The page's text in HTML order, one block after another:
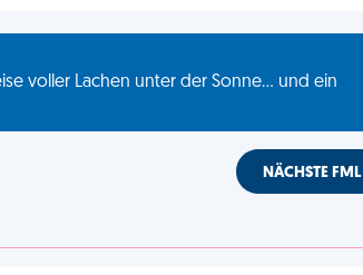
voller Lachen unter der Sonne... und ein
NÄCHSTE FML